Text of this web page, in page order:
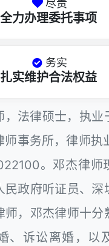
尽责
全力办理委托事项
务实
扎实维护合法权益
，法律硕士，执业
师事务所，律师执
。邓杰律师
民政府听证员、深
师，邓杰律师十分
、诉讼离婚，以